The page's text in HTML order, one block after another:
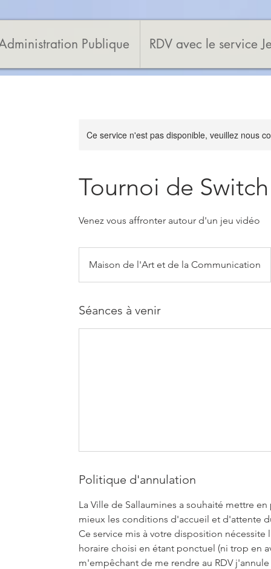
Publique RDV avec le service
Ce service n'est pas disponible, veuillez nous
Tournoi de
Venez vous affronter autour d'un jeu vidéo
Maison de l'Art et de la Communication
Séances à venir
Politique d'annulation
La Ville de Sallaumines a souhaité mettre
mieux les conditions d'accueil et d'attente
Ce service mis à votre disposition
horaire choisi en étant ponctuel (ni trop en
m'empêchant de me rendre au RDV